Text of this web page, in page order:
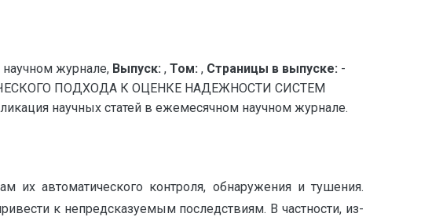
журнале, Выпуск: , Том: , Страницы в выпуске: -
ПОДХОДА К ОЦЕНКЕ НАДЕЖНОСТИ СИСТЕМ
научных статей в ежемесячном научном журнале.
автоматического контроля, обнаружения и тушения.
к непредсказуемым последствиям. В частности, из-